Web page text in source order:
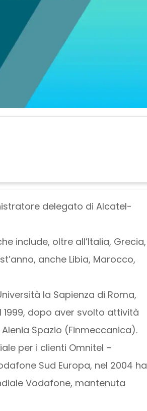
delegato di Alcatel-
include, oltre all’Italia, Grecia,
anche Libia, Marocco,
la Sapienza di Roma,
dopo aver svolto attività
Spazio (Finmeccanica).
per i clienti Omnitel –
Sud Europa, nel 2004 ha
Vodafone, mantenuta